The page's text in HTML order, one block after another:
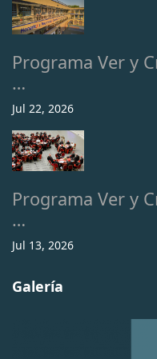
Programa Ver y
…
Jul 22, 2026
Programa Ver y
…
Jul 13, 2026
Galería